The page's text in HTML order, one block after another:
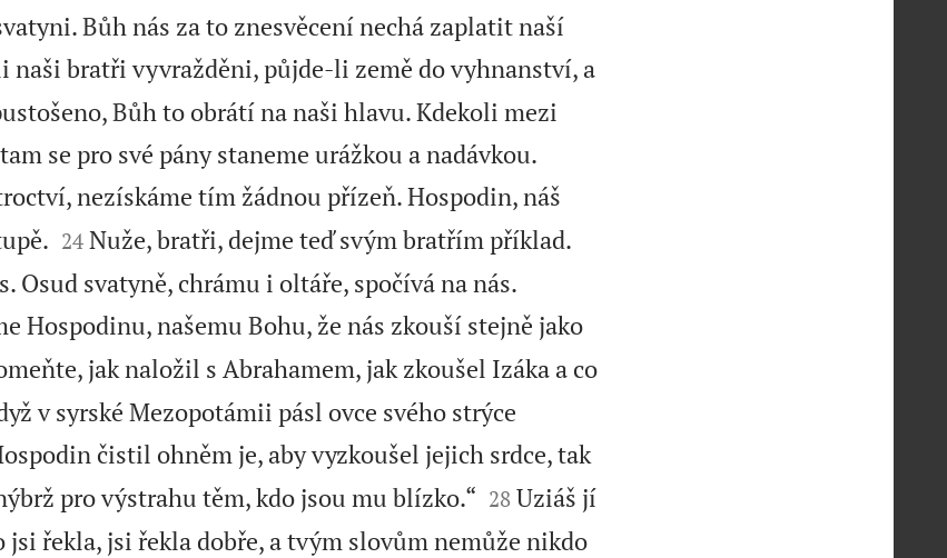
Bůh nás za to znesvěcení nechá zaplatit naší
naši bratři vyvražděni, půjde-li země do vyhnanství, a
Bůh to obrátí na naši hlavu. Kdekoli mezi
se pro své pány staneme urážkou a nadávkou.
nezískáme tím žádnou přízeň. Hospodin, náš

24 Nuže, bratři, dejme teď svým bratřím příklad.
Osud svatyně, chrámu i oltáře, spočívá na nás.
Hospodinu, našemu Bohu, že nás zkouší stejně jako
jak naložil s Abrahamem, jak zkoušel Izáka a co
v syrské Mezopotámii pásl ovce svého strýce
čistil ohněm je, aby vyzkoušel jejich srdce, tak
pro výstrahu těm, kdo jsou mu blízko.“
28 Uziáš jí
jsi řekla, jsi řekla dobře, a tvým slovům nemůže nikdo